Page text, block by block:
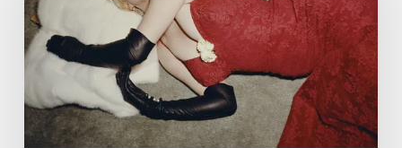
de
Marilyn
Monroe